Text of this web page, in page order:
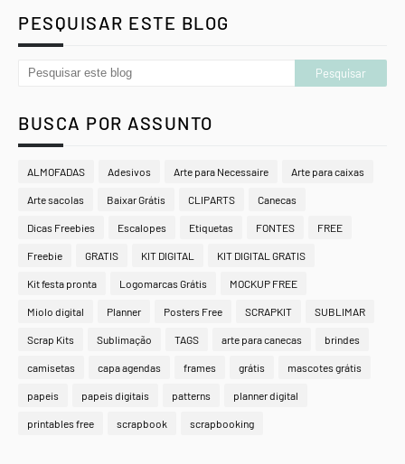
PESQUISAR ESTE BLOG
BUSCA POR ASSUNTO
ALMOFADAS Adesivos Arte para Necessaire Arte para caixas
Arte sacolas Baixar Grátis CLIPARTS Canecas
Dicas Freebies Escalopes Etiquetas FONTES FREE
Freebie GRATIS KIT DIGITAL KIT DIGITAL GRATIS
Kit festa pronta Logomarcas Grátis MOCKUP FREE
Miolo digital Planner Posters Free SCRAPKIT SUBLIMAR
Scrap Kits Sublimação TAGS arte para canecas brindes
camisetas capa agendas frames grátis mascotes grátis
papeis papeis digitais patterns planner digital
printables free scrapbook scrapbooking